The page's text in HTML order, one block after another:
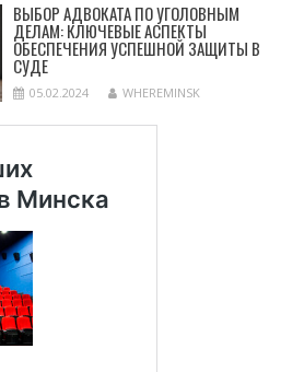
ВЫБОР АДВОКАТА ПО УГОЛОВНЫМ
ДЕЛАМ: КЛЮЧЕВЫЕ АСПЕКТЫ
ОБЕСПЕЧЕНИЯ УСПЕШНОЙ ЗАЩИТЫ В
СУДЕ
05.02.2024 WHEREMINSK